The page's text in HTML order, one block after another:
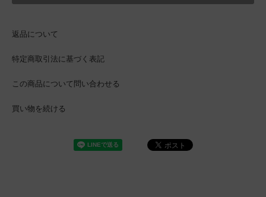
返品について
特定商取引法に基づく表記
この商品について問い合わせる
買い物を続ける